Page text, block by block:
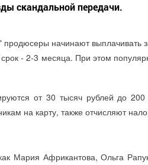
скандальной передачи.
начинают выплачивать
- 2-3 месяца. При этом
от 30 тысяч рублей до
на карту, также отчисляют
Мария Африкантова, Ольга